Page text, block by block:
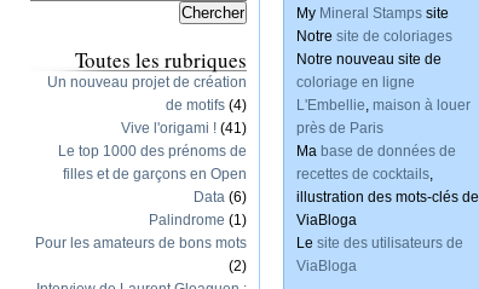
Toutes les rubriques
Un nouveau projet de création
de motifs (4)
Vive l'origami ! (41)
Le top 1000 des prénoms de
filles et de garçons en Open
Data (6)
Palindrome (1)
Pour les amateurs de bons mots
(2)
My Mineral Stamps site
Notre site de coloriages
Notre nouveau site de
coloriage en ligne
L'Embellie, maison à louer
près de Paris
Ma base de données de
recettes de cocktails,
illustration des mots-clés de
ViaBloga
Le site des utilisateurs de
ViaBloga